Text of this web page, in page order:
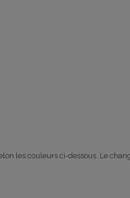
les couleurs ci-dessous. Le